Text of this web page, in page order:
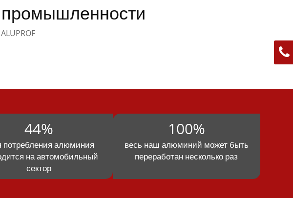
44%
потребления алюминия
на автомобильный
сектор
100%
весь наш алюминий может быть
переработан несколько раз